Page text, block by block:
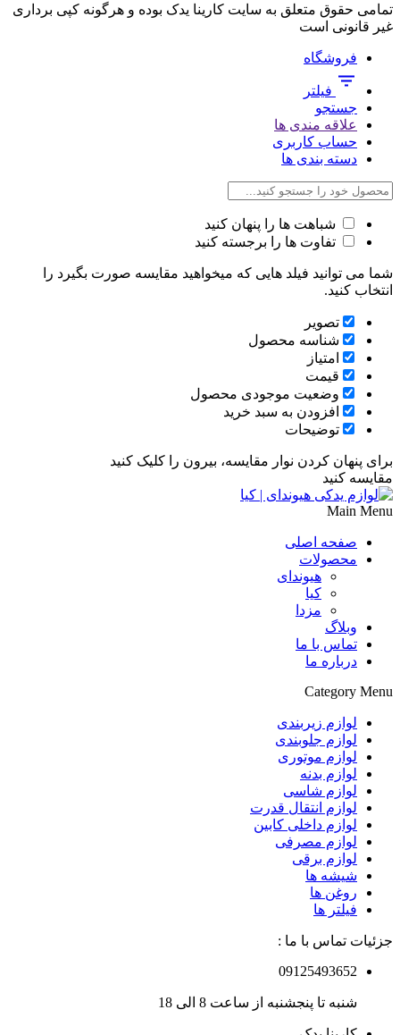
تمامی حقوق متعلق به سایت کارینا یدک بوده و هرگونه کپی برداری
غیر قانونی است
فروشگاه
فیلتر
جستجو
علاقه مندی ها
حساب کاربری
دسته بندی ها
شباهت ها را پنهان کنید
تفاوت ها را برجسته کنید
شما می توانید فیلد هایی که میخواهید مقایسه صورت بگیرد را
انتخاب کنید.
تصویر
شناسه محصول
امتیاز
قیمت
وضعیت موجودی محصول
افزودن به سبد خرید
توضیحات
برای پنهان کردن نوار مقایسه، بیرون را کلیک کنید
مقایسه کنید
Main Menu
صفحه اصلی
محصولات
هیوندای
کیا
مزدا
وبلاگ
تماس با ما
درباره ما
Category Menu
لوازم زیربندی
لوازم جلوبندی
لوازم موتوری
لوازم بدنه
لوازم شاسی
لوازم انتقال قدرت
لوازم داخلی کابین
لوازم مصرفی
لوازم برقی
شیشه ها
روغن ها
فیلتر ها
جزئیات تماس با ما :
09125493652
شنبه تا پنجشنبه از ساعت 8 الی 18